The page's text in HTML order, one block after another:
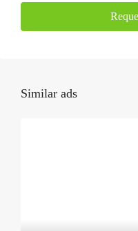
Similar ads